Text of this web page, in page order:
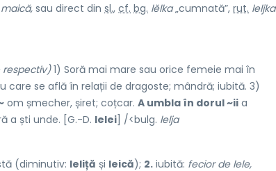
maică, sau direct din sl., cf. bg. lĕlka„cumnată”, rut. leljka
respectiv)1) Soră mai mare sau orice femeie mai în
se află în relații de dragoste; mândră; iubită. 3)
om șmecher, șiret; coțcar. A umbla în dorul ~ii a
a ști unde. [G.-D. lelei] /<bulg. lelja
(diminutiv: leliță și leică); 2. iubită: fecior de lele,